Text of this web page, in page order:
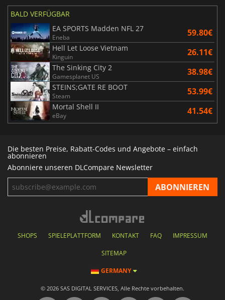
BALD VERFÜGBAR
EA SPORTS Madden NFL 27
Eneba 59.80€
Hell Let Loose Vietnam
Kinguin 26.11€
The Sinking City 2
Gamesplanet US 38.98€
STEINS;GATE RE BOOT
Steam 53.99€
Mortal Shell II
eBay 41.54€
Die besten Preise, Rabatt-Codes und Angebote – einfach
abonnieren
Abonniere unseren DLCompare Newsletter
SHOPS SPIELEPLATTFORM KONTAKT FAQ IMPRESSUM
SITEMAP
GERMANY
© 2026 SAS DIGITAL SERVICES, Alle Rechte vorbehalten.